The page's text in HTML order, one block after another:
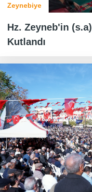
Zeynebiye
Hz. Zeyneb'in
Kutlandı